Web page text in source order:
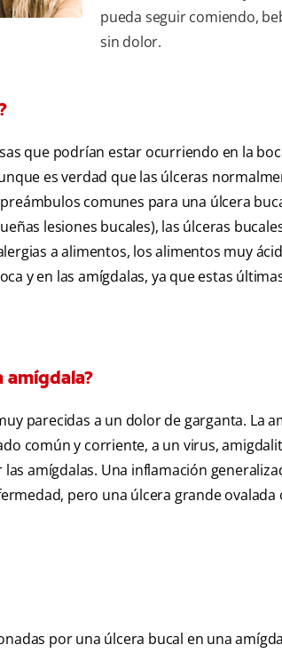
pueda seguir comiendo,
sin dolor.
que podrían estar ocurriendo en la
es verdad que las úlceras
comunes para una úlcera
lesiones bucales), las úlceras
a alimentos, los alimentos muy
y en las amígdalas, ya que estas
amígdala?
parecidas a un dolor de garganta. La
común y corriente, a un virus,
amígdalas. Una inflamación
pero una úlcera grande
por una úlcera bucal en una